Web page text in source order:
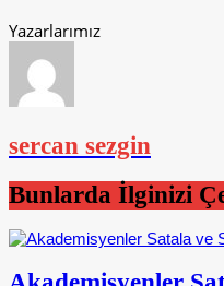
Yazarlarımız
sercan sezgin
Bunlarda İlginizi